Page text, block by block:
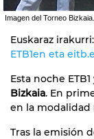
Imagen del Torneo
Euskaraz irakurri:
ETB1en eta
Esta noche
Bizkaia. En
en la modalidad
Tras la emisión